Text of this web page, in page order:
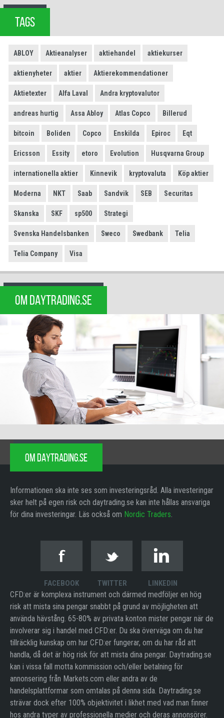
TAGS
ABLOY Aktieanalyser aktiehandel aktiekurser
aktienyheter aktier Aktierekommendationer
Aktietexter Alfa Laval Andra kryptovalutor
andreas hurtig Assa Abloy Atlas Copco Billerud
bitcoin Boliden Copco Enskilda Epiroc Eqt
Ericsson Essity etoro Evolution Husqvarna Group
internationella aktier Kinnevik kryptovaluta Köp aktier
Moderna NKT Saab Sandvik SEB Securitas
Skanska SKF sp500 Strategi
Svenska Handelsbanken Sweco Swedbank Telia
Telia Company Visa
OM DAYTRADING.SE
OM DAYTRADING.SE
Informationen ska inte ses som investeringsråd. Alla investeringar
sker helt på egen risk och daytrading.se kan inte hållas ansvariga
för dina investeringar. Läs också om Nordic Traders.
FACEBOOK TWITTER LINKEDIN
CFD:er är komplexa instrument och därmed medföljer en hög
risk att mista sina pengar snabbt på grund av möjligheten att
använda hävstång. 65-80% av privata konton mister pengar när de
involverar sig i handel med CFD:er. Du ska överväga om du har
tillräcklig kunskap om hur CFD:er fungerar, om du har råd att
handla, då det är hög risk för att mista dina pengar. Daytrading.se
kan i vissa fall motta kommission och/eller betalning för
annonsering från Markets.com eller andra av de
handelsplattformar som omtalas på denna sida. Daytrading.se
strävar dock efter 100% objektivitet i likhet med vad man finner
hos andra typer av professionella medier och deras annonsörer.